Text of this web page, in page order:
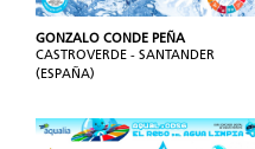
GONZALO CONDE PEÑA
CASTROVERDE - SANTANDER
(ESPAÑA)